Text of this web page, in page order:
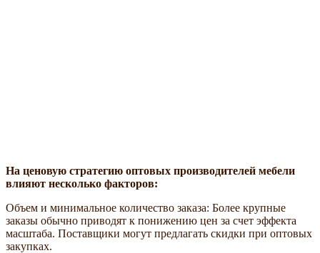
На ценовую стратегию оптовых производителей мебели
влияют несколько факторов:
Объем и минимальное количество заказа: Более крупные
заказы обычно приводят к понижению цен за счет эффекта
масштаба. Поставщики могут предлагать скидки при оптовых
закупках.